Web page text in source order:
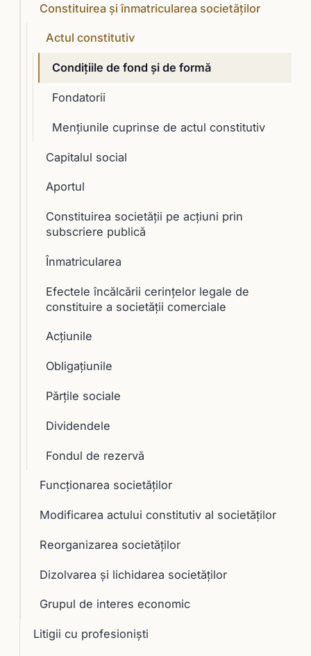
Constituirea şi înmatricularea societăţilor
Actul constitutiv
Condiţiile de fond şi de formă
Fondatorii
Menţiunile cuprinse de actul constitutiv
Capitalul social
Aportul
Constituirea societăţii pe acţiuni prin
subscriere publică
Înmatricularea
Efectele încălcării cerinţelor legale de
constituire a societăţii comerciale
Acţiunile
Obligaţiunile
Părţile sociale
Dividendele
Fondul de rezervă
Funcţionarea societăţilor
Modificarea actului constitutiv al societăţilor
Reorganizarea societăţilor
Dizolvarea şi lichidarea societăţilor
Grupul de interes economic
Litigii cu profesioniști